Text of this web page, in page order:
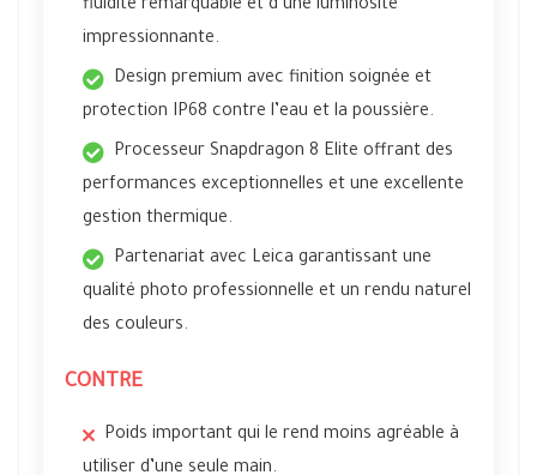
fluidité remarquable et d’une luminosité
impressionnante.
Design premium avec finition soignée et
protection IP68 contre l’eau et la poussière.
Processeur Snapdragon 8 Elite offrant des
performances exceptionnelles et une excellente
gestion thermique.
Partenariat avec Leica garantissant une
qualité photo professionnelle et un rendu naturel
des couleurs.
CONTRE
Poids important qui le rend moins agréable à
utiliser d’une seule main.